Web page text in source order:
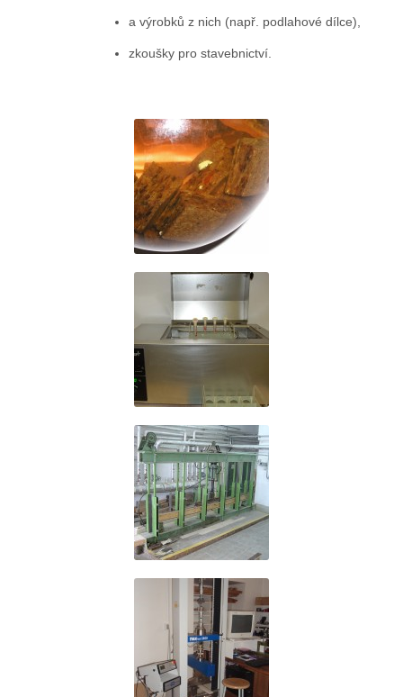
a výrobků z nich (např. podlahové dílce),
zkoušky pro stavebnictví.